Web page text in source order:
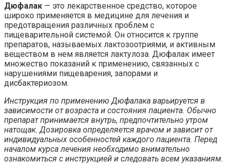
Дюфалак — это лекарственное средство, которое
широко применяется в медицине для лечения и
предотвращения различных проблем с
пищеварительной системой. Он относится к группе
препаратов, называемых лактозоотриями, и активным
веществом в нем является лактулоза. Дюфалак имеет
множество показаний к применению, связанных с
нарушениями пищеварения, запорами и
дисбактериозом.
Инструкция по применению Дюфалака варьируется в
зависимости от возраста и состояния пациента. Обычно
препарат принимается внутрь, предпочтительно утром
натощак. Дозировка определяется врачом и зависит от
индивидуальных особенностей каждого пациента. Перед
началом курса лечения необходимо внимательно
ознакомиться с инструкцией и следовать всем указаниям.